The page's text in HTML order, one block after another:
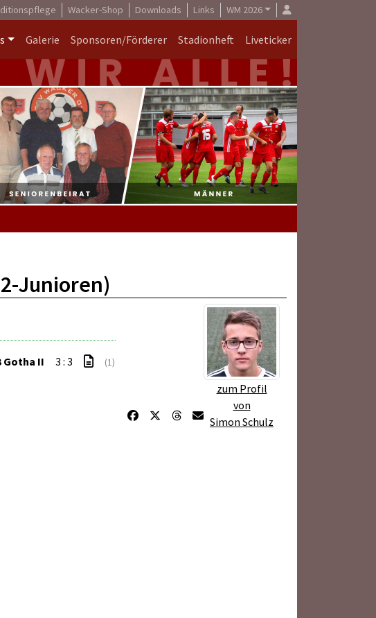
Wacker-Shop Downloads Links WM 2026
Galerie Sponsoren/Förderer Stadionheft Liveticker
Junioren)
zum Profil
von
Simon Schulz
Gotha II 3 : 3 (1)